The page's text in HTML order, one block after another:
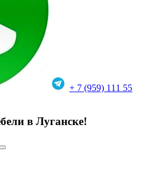
+ 7 (959) 111 55
в Луганске!